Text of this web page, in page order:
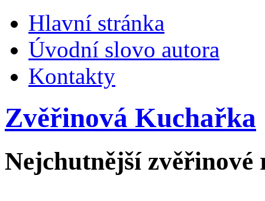
Hlavní stránka
Úvodní slovo autora
Kontakty
Zvěřinová Kuchařka
Nejchutnější zvěřinové